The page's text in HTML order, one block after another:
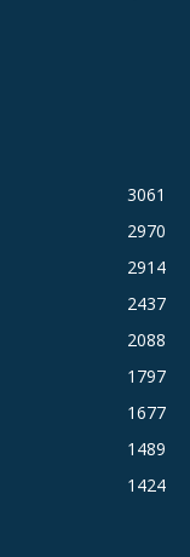
3061
2970
2914
2437
2088
1797
1677
1489
1424